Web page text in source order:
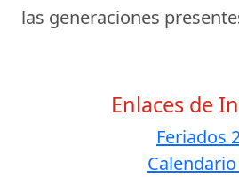
las generaciones
Enlaces de
Feriados